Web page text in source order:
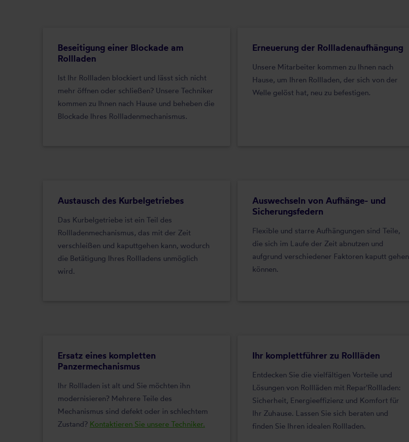
Beseitigung einer Blockade am
Rollladen
Ist Ihr Rollladen blockiert und lässt sich nicht
mehr öffnen oder schließen? Unsere Techniker
kommen zu Ihnen nach Hause und beheben die
Blockade Ihres Rollladenmechanismus.
Erneuerung der Rollladenaufhängung
Unsere Mitarbeiter kommen zu Ihnen nach
Hause, um Ihren Rollladen, der sich von der
Welle gelöst hat, neu zu befestigen.
Austausch des Kurbelgetriebes
Das Kurbelgetriebe ist ein Teil des
Rollladenmechanismus, das mit der Zeit
verschleißen und kaputtgehen kann, wodurch
die Betätigung Ihres Rollladens unmöglich
wird.
Auswechseln von Aufhänge- und
Sicherungsfedern
Flexible und starre Aufhängungen sind Teile,
die sich im Laufe der Zeit abnutzen und
aufgrund verschiedener Faktoren kaputt gehen
können.
Ersatz eines kompletten
Panzermechanismus
Ihr Rollladen ist alt und Sie möchten ihn
modernisieren? Mehrere Teile des
Mechanismus sind defekt oder in schlechtem
Zustand? Kontaktieren Sie unsere Techniker.
Ihr komplettführer zu Rollläden
Entdecken Sie die vielfältigen Vorteile und
Lösungen von Rollläden mit Repar'Rollladen:
Sicherheit, Energieeffizienz und Komfort für
Ihr Zuhause. Lassen Sie sich beraten und
finden Sie Ihren idealen Rollladen.